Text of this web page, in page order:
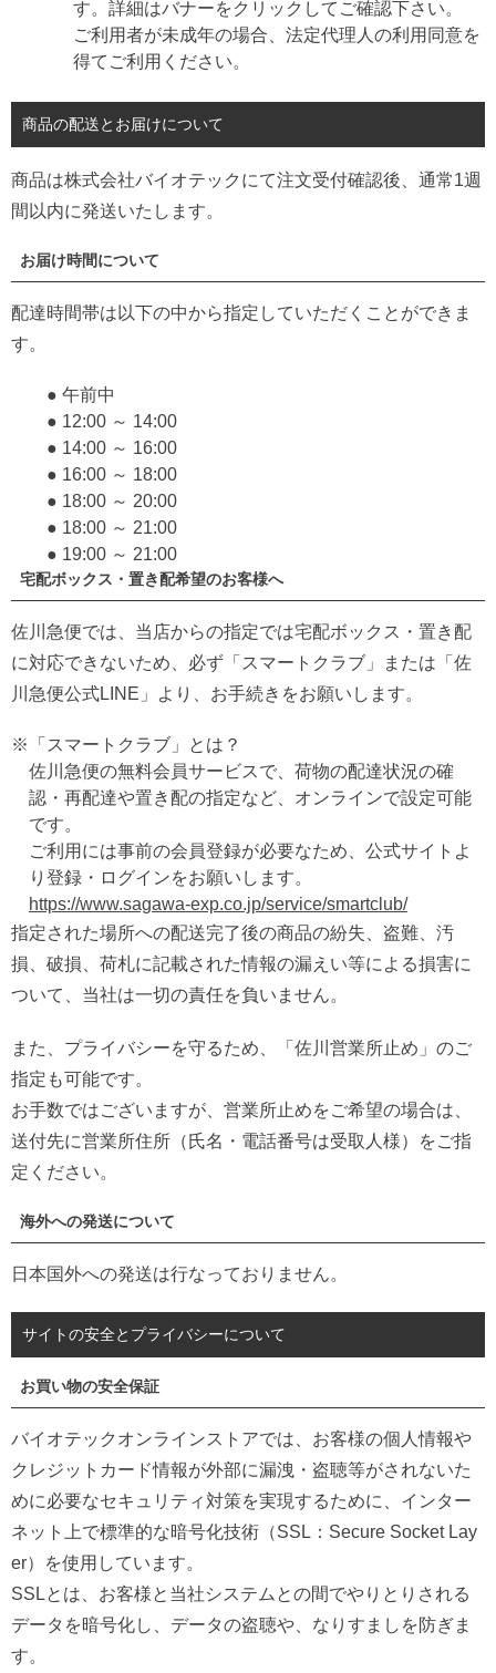
す。詳細はバナーをクリックしてご確認下さい。
ご利用者が未成年の場合、法定代理人の利用同意を
得てご利用ください。
商品の配送とお届けについて
商品は株式会社バイオテックにて注文受付確認後、通常1週
間以内に発送いたします。
お届け時間について
配達時間帯は以下の中から指定していただくことができま
す。
● 午前中
● 12:00 ～ 14:00
● 14:00 ～ 16:00
● 16:00 ～ 18:00
● 18:00 ～ 20:00
● 18:00 ～ 21:00
● 19:00 ～ 21:00
宅配ボックス・置き配希望のお客様へ
佐川急便では、当店からの指定では宅配ボックス・置き配
に対応できないため、必ず「スマートクラブ」または「佐
川急便公式LINE」より、お手続きをお願いします。
※「スマートクラブ」とは？
佐川急便の無料会員サービスで、荷物の配達状況の確
認・再配達や置き配の指定など、オンラインで設定可能
です。
ご利用には事前の会員登録が必要なため、公式サイトよ
り登録・ログインをお願いします。
https://www.sagawa-exp.co.jp/service/smartclub/
指定された場所への配送完了後の商品の紛失、盗難、汚
損、破損、荷札に記載された情報の漏えい等による損害に
ついて、当社は一切の責任を負いません。
また、プライバシーを守るため、「佐川営業所止め」のご
指定も可能です。
お手数ではございますが、営業所止めをご希望の場合は、
送付先に営業所住所（氏名・電話番号は受取人様）をご指
定ください。
海外への発送について
日本国外への発送は行なっておりません。
サイトの安全とプライバシーについて
お買い物の安全保証
バイオテックオンラインストアでは、お客様の個人情報や
クレジットカード情報が外部に漏洩・盗聴等がされないた
めに必要なセキュリティ対策を実現するために、インター
ネット上で標準的な暗号化技術（SSL：Secure Socket Lay
er）を使用しています。
SSLとは、お客様と当社システムとの間でやりとりされる
データを暗号化し、データの盗聴や、なりすましを防ぎま
す。